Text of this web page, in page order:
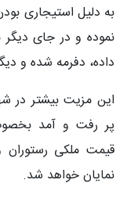
به دلیل استیجاری
نموده و در جای
داده، دفرمه شده و
این مزیت بیشتر در
پر رفت و آمد
قیمت ملکی
نمایان خواهد شد.